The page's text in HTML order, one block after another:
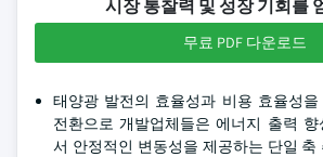
시장 통찰력 및 성장 기회를
무료 PDF 다운로드
태양광 발전의 효율성과 비용 효율성을
전환으로 개발업체들은 에너지 출력
서 안정적인 변동성을 제공하는 단일 축